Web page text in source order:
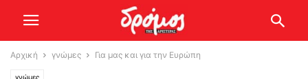
Αρχική γνώμες Για μας και για την Ευρώπη
γνώμες